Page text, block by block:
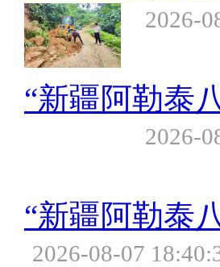
2026-
“新疆阿勒泰
2026-
“新疆阿勒泰
2026-08-07